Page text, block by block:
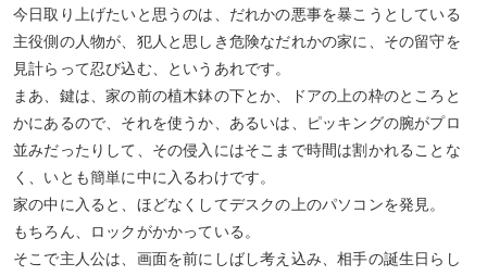
今日取り上げたいと思うのは、だれかの悪事を暴こうとしている
主役側の人物が、犯人と思しき危険なだれかの家に、その留守を
見計らって忍び込む、というあれです。
まあ、鍵は、家の前の植木鉢の下とか、ドアの上の枠のところと
かにあるので、それを使うか、あるいは、ピッキングの腕がプロ
並みだったりして、その侵入にはそこまで時間は割かれることな
く、いとも簡単に中に入るわけです。
家の中に入ると、ほどなくしてデスクの上のパソコンを発見。
もちろん、ロックがかかっている。
そこで主人公は、画面を前にしばし考え込み、相手の誕生日らし